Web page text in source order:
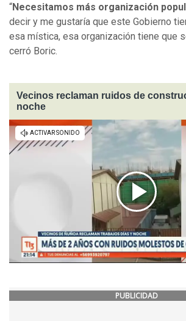
“Necesitamos más organización
decir y me gustaría que este Gobierno
esa mística, esa organización tiene que
cerró Boric.
Vecinos reclaman ruidos de
noche
PUBLICIDAD